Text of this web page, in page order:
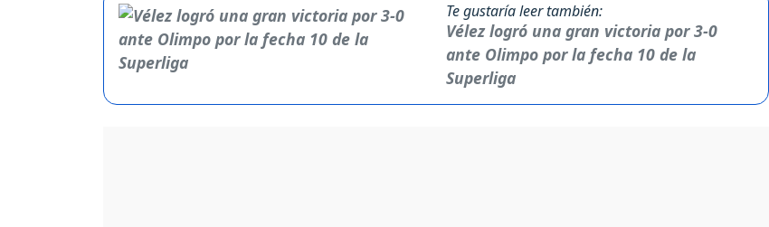
Te gustaría leer también:
Vélez logró una gran victoria por 3-0
ante Olimpo por la fecha 10 de la
Superliga